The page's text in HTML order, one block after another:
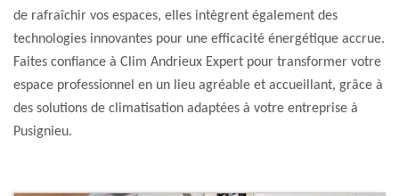
de rafraîchir vos espaces, elles intègrent également des
technologies innovantes pour une efficacité énergétique accrue.
Faites confiance à Clim Andrieux Expert pour transformer votre
espace professionnel en un lieu agréable et accueillant, grâce à
des solutions de climatisation adaptées à votre entreprise à
Pusignieu.